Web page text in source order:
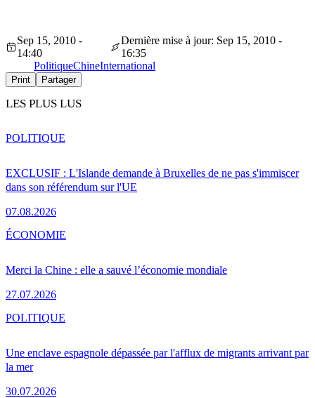
Sep 15, 2010 -
14:40
Dernière mise à jour: Sep 15, 2010 -
16:35
PolitiqueChineInternational
Print Partager
LES PLUS LUS
EXCLUSIF : L'Islande demande à Bruxelles de ne pas s'immiscer
dans son référendum sur l'UE
07.08.2026
POLITIQUE
Merci la Chine : elle a sauvé l’économie mondiale
27.07.2026
ÉCONOMIE
Une enclave espagnole dépassée par l'afflux de migrants arrivant par
la mer
30.07.2026
POLITIQUE